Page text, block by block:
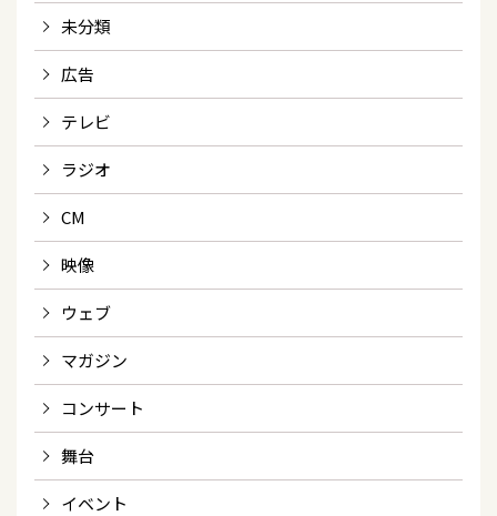
未分類
広告
テレビ
ラジオ
CM
映像
ウェブ
マガジン
コンサート
舞台
イベント